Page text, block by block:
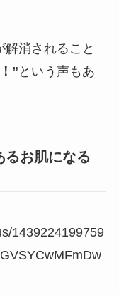
解消されること
”という声もあ
るお肌になる
1439224199759